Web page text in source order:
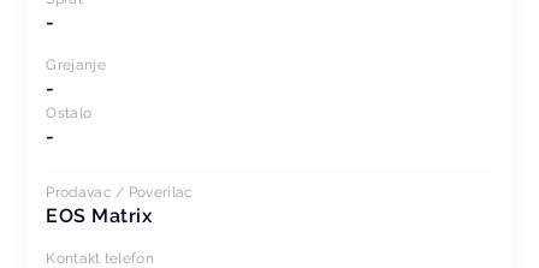
-
Grejanje
-
Ostalo
-
Prodavac / Poverilac
EOS Matrix
Kontakt telefon